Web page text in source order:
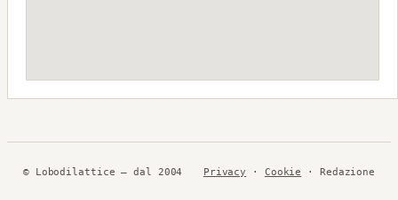
© Lobodilattice — dal 2004 Privacy · Cookie · Redazione